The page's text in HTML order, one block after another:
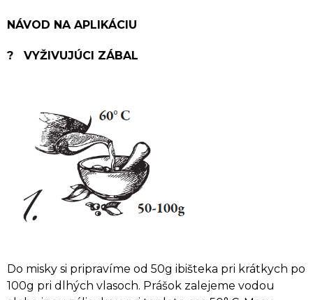
NÁVOD NA APLIKÁCIU
? VYŽIVUJÚCI ZÁBAL
Do misky si pripravíme od 50g ibišteka pri krátkych po
100g pri dlhých vlasoch. Prášok zalejeme vodou